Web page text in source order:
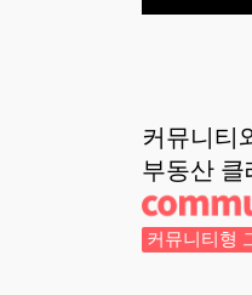
커뮤니티
부동산 클
커뮤니티형